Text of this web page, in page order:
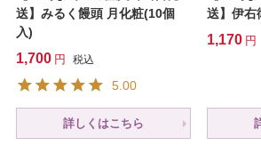
送】みるく饅頭 月化粧(10個
入)
1,700 税込
5.00
詳しくはこちら
送】伊右
1,170